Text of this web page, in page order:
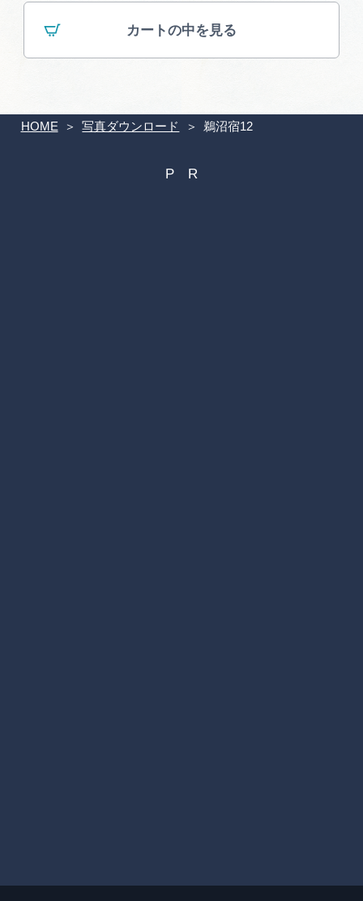
HOME 写真ダウンロード 鵜沼宿12
カートの中を見る